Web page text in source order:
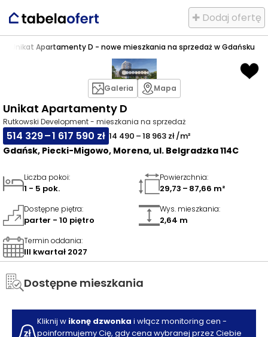
✚ Dodaj ofertę
Unikat Apartamenty D - nowe mieszkania na sprzedaż w Gdańsku
Unikat Apartamenty D
Rutkowski Development - mieszkania na sprzedaż
514 329 – 1 617 590 zł 14 490 – 18 963 zł /m²
Gdańsk, Piecki-Migowo, Morena, ul. Belgradzka 114C
Galeria Mapa
Liczba pokoi:
1 - 5 pok.
Powierzchnia:
29,73 – 87,66 m²
Dostępne piętra:
parter - 10 piętro
Wys. mieszkania:
2,64 m
Termin oddania:
III kwartał 2027
Dostępne mieszkania
Kliknij w ikonę dzwonka i włącz monitoring cen -
poinformujemy Cię, gdy cena wybranej przez Ciebie